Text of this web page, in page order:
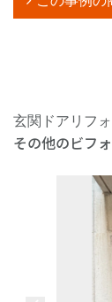
玄関ドアリフ
その他のビフ